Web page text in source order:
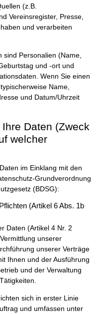
(z.B.
Vereinsregister, Presse,
und verarbeiten
Personalien (Name,
und -ort und
Wenn Sie einen
Name,
und Datum/Uhrzeit
Daten (Zweck
welcher
im Einklang mit den
Grundverordnung
(BDSG):
(Artikel 6 Abs. 1b
Daten (Artikel 4 Nr. 2
unserer
unserer Verträge
Ihnen und der Ausführung
und der Verwaltung
sich in erster Linie
und umfassen unter